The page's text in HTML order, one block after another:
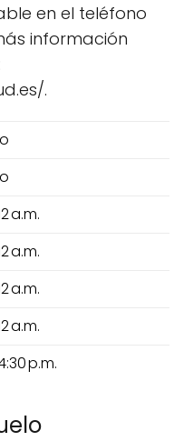
en el teléfono
información
.
a.m.
a.m.
a.m.
a.m.
p.m.